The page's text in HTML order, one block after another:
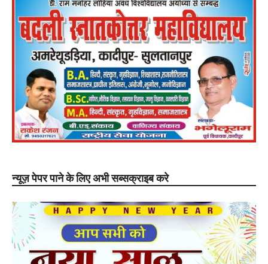
न्यूज़ पेपर पाने के लिए अभी सब्सक्राइब करे